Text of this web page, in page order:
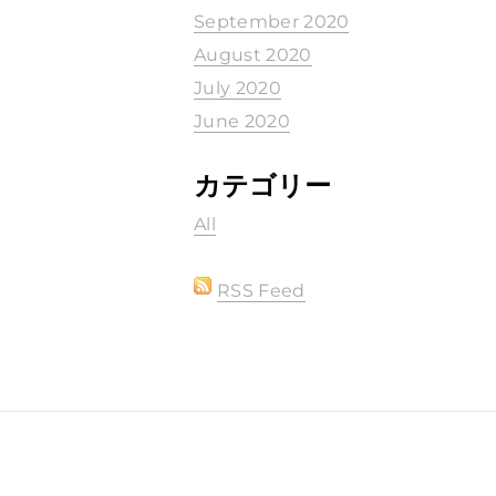
September 2020
August 2020
July 2020
June 2020
カテゴリー
All
RSS Feed